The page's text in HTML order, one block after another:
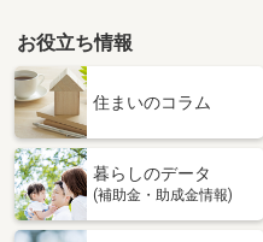
お役立ち情報
住まいのコラム
暮らしのデータ
(補助金・助成金情報)